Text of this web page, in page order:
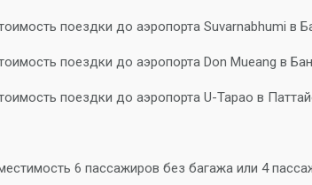
поездки до аэропорта Suvarnabhumi в
поездки до аэропорта Don Mueang в
поездки до аэропорта U-Tapao в
6 пассажиров без багажа или 4